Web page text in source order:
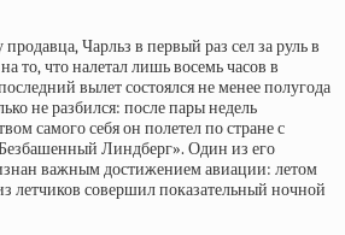
Чарльз в первый раз сел за руль в
то, что налетал лишь восемь часов в
вылет состоялся не менее полугода
не разбился: после пары недель
самого себя он полетел по стране с
Линдберг». Один из его
важным достижением авиации: летом
летчиков совершил показательный ночной